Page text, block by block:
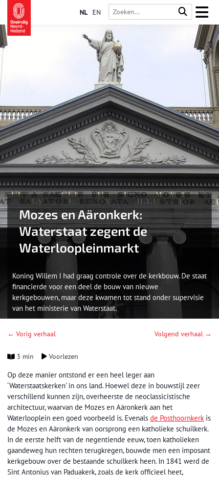
NL EN
Mozes en Aäronkerk:
Waterstaat zegent de
Waterloopleinmarkt
Koning Willem I had graag controle over de kerkbouw. De staat
financierde voor een deel de bouw van nieuwe
kerkgebouwen, maar deze kwamen tot stand onder supervisie
van het ministerie van Waterstaat.
← Vorig verhaal Volgend verhaal →
3 min Voorlezen
Op deze manier ontstond er een heel leger aan
‘Waterstaatskerken’ in ons land. Hoewel deze in bouwstijl zeer
verschillend kunnen zijn, overheerste de neoclassicistische
architectuur, waarvan de Mozes en Aäronkerk aan het
Waterlooplein een goed voorbeeld is. Evenals de Posthoornkerk is
de Mozes en Aäronkerk van oorsprong een katholieke schuilkerk.
In de eerste helft van de negentiende eeuw, toen katholieken
gaandeweg hun rechten terugkregen, bouwde men een imposant
kerkgebouw over de bestaande schuilkerk heen. In 1841 werd de
Sint Antonius van Paduakerk, zoals de kerk officieel heet,